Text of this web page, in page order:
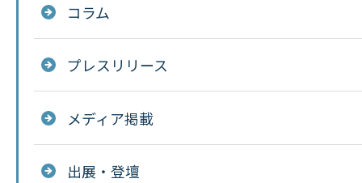
コラム
プレスリリース
メディア掲載
出展・登壇